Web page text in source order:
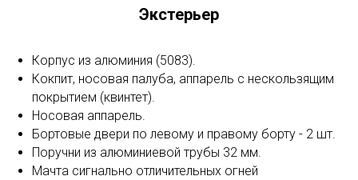
Экстерьер
Корпус из алюминия (5083).
Кокпит, носовая палуба, аппарель с нескользящим
покрытием (квинтет).
Носовая аппарель.
Бортовые двери по левому и правому борту - 2 шт.
Поручни из алюминиевой трубы 32 мм.
Мачта сигнально отличительных огней